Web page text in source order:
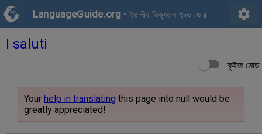
LanguageGuide.org • ইতালীয় ভিজ্যুয়াল শব্দভাণ্ডার settings
I saluti
কুইজ মোড
Your help in translating this page into null would be
greatly appreciated!